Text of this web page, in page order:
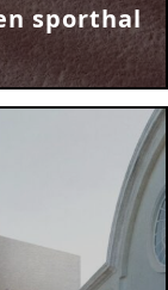
sporthal